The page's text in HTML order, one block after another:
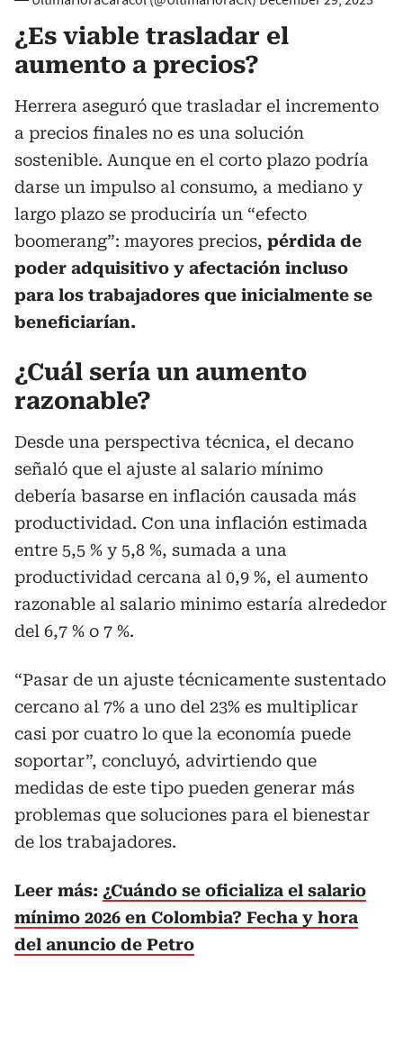
¿Es viable trasladar el
aumento a precios?
Herrera aseguró que trasladar el incremento
a precios finales no es una solución
sostenible. Aunque en el corto plazo podría
darse un impulso al consumo, a mediano y
largo plazo se produciría un “efecto
boomerang”: mayores precios, pérdida de
poder adquisitivo y afectación incluso
para los trabajadores que inicialmente se
beneficiarían.
¿Cuál sería un aumento
razonable?
Desde una perspectiva técnica, el decano
señaló que el ajuste al salario mínimo
debería basarse en inflación causada más
productividad. Con una inflación estimada
entre 5,5 % y 5,8 %, sumada a una
productividad cercana al 0,9 %, el aumento
razonable al salario minimo estaría alrededor
del 6,7 % o 7 %.
“Pasar de un ajuste técnicamente sustentado
cercano al 7% a uno del 23% es multiplicar
casi por cuatro lo que la economía puede
soportar”, concluyó, advirtiendo que
medidas de este tipo pueden generar más
problemas que soluciones para el bienestar
de los trabajadores.
Leer más: ¿Cuándo se oficializa el salario
mínimo 2026 en Colombia? Fecha y hora
del anuncio de Petro